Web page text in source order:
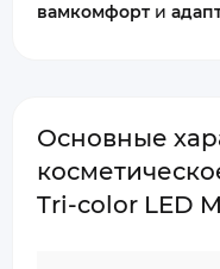
вамкомфорт и
Основные
Tri-color LED